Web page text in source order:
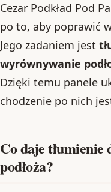
Cezar Podkład Pod
po to, aby poprawić
Jego zadaniem jest
wyrównywanie
Dzięki temu panele
chodzenie po nich
Co daje
podłoża?